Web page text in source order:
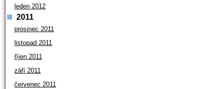
leden 2012
2011
prosinec 2011
listopad 2011
říjen 2011
září 2011
červenec 2011